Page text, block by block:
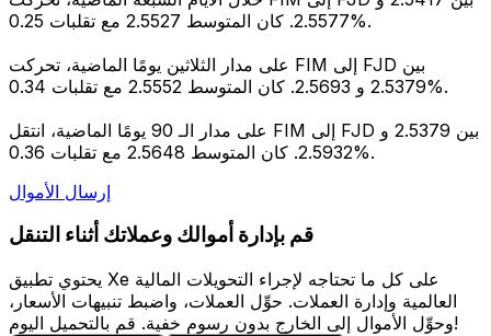
2.5577. كان المتوسط 2.5527 مع تقلبات 0.25%.
على مدار الثلاثين يومًا الماضية، تحركت FIM إلى FJD بين
2.5379 و 2.5693. كان المتوسط 2.5552 مع تقلبات 0.34%.
على مدار الـ 90 يومًا الماضية، انتقل FIM إلى FJD بين 2.5379 و
2.5932. كان المتوسط 2.5648 مع تقلبات 0.36%.
إرسال الأموال
قم بإدارة أموالك وعملاتك أثناء التنقل
يحتوي تطبيق Xe على كل ما تحتاجه لإجراء التحويلات المالية
العالمية وإدارة العملات. حوِّل العملات، واضبط تنبيهات الأسعار،
وحوِّل الأموال إلى الخارج بدون رسوم خفية. قم بالتحميل اليوم!